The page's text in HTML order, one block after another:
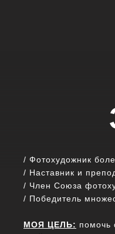
/ Фотохудожник
/ Наставник и
/ Член Союза
/ Победитель
МОЯ ЦЕЛЬ: помочь